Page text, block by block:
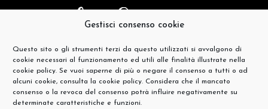
Gestisci consenso cookie
Questo sito o gli strumenti terzi da questo utilizzati si avvalgono di
cookie necessari al funzionamento ed utili alle finalità illustrate nella
cookie policy. Se vuoi saperne di più o negare il consenso a tutti o ad
alcuni cookie, consulta la cookie policy. Considera che il mancato
consenso o la revoca del consenso potrà influire negativamente su
determinate caratteristiche e funzioni.